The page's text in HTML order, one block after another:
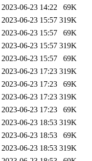
2023-06-23 14:22
69K
2023-06-23 15:57 319K
2023-06-23 15:57
69K
2023-06-23 15:57 319K
2023-06-23 15:57
69K
2023-06-23 17:23 319K
2023-06-23 17:23
69K
2023-06-23 17:23 319K
2023-06-23 17:23
69K
2023-06-23 18:53 319K
2023-06-23 18:53
69K
2023-06-23 18:53 319K